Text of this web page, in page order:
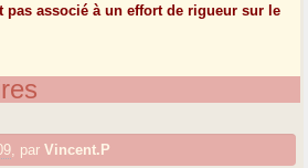
pas associé à un effort de rigueur sur le
parVincent.P